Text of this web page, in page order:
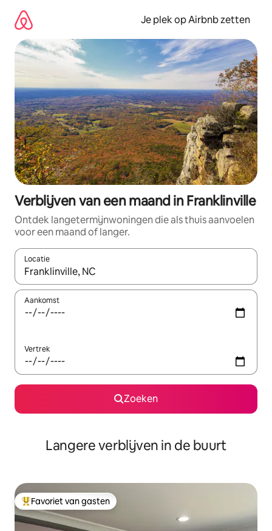
direct
naar
inhoud
Je plek op Airbnb zetten
Verblijven van een maand in Franklinville
Ontdek langetermijnwoningen die als thuis aanvoelen
voor een maand of langer.
Locatie
Wanneer er resultaten beschikbaar zijn, maak je een keuze
Aankomst
Vertrek
Zoeken
Langere verblijven in de buurt
Topfavoriet van gasten
Favoriet van gasten